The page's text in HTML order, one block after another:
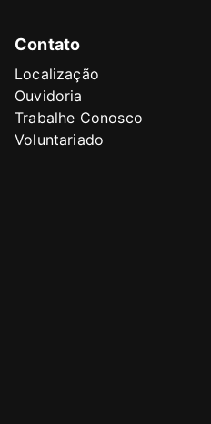
Contato
Localização
Ouvidoria
Trabalhe Conosco
Voluntariado